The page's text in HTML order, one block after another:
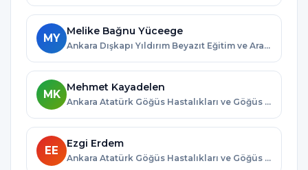
MY
Melike Bağnu Yüceege
Ankara Dışkapı Yıldırım Beyazıt Eğitim ve Araştırma Hastanesi · Ankara
MK
Mehmet Kayadelen
Ankara Atatürk Göğüs Hastalıkları ve Göğüs Cerrahisi Eğitim ve Araştırma Hastanesi · Ankara
EE
Ezgi Erdem
Ankara Atatürk Göğüs Hastalıkları ve Göğüs Cerrahisi Eğitim ve Araştırma Hastanesi · Ankara